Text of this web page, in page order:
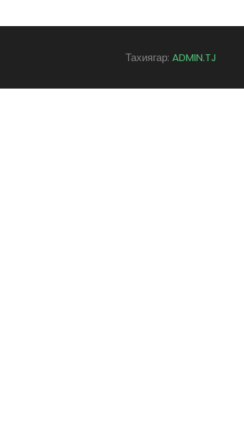
Тахиягар: ADMIN.TJ